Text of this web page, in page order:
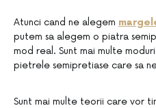
Atunci cand ne alegem
putem sa alegem o piatra
mod real. Sunt mai multe
pietrele semipretiase care sa
Sunt mai multe teorii care vor